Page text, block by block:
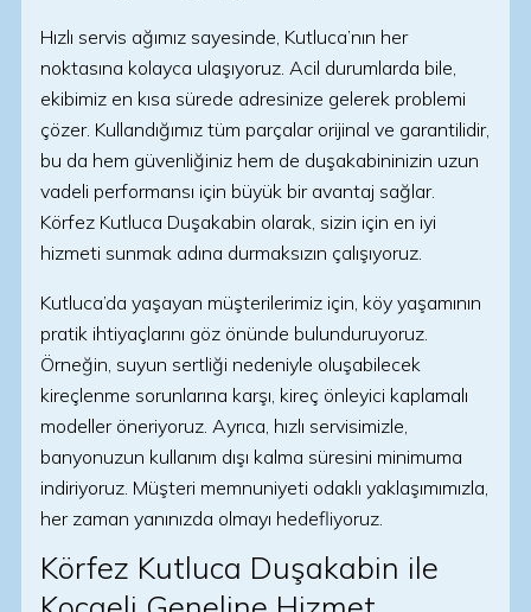
Hızlı servis ağımız sayesinde, Kutluca’nın her
noktasına kolayca ulaşıyoruz. Acil durumlarda bile,
ekibimiz en kısa sürede adresinize gelerek problemi
çözer. Kullandığımız tüm parçalar orijinal ve garantilidir,
bu da hem güvenliğiniz hem de duşakabininizin uzun
vadeli performansı için büyük bir avantaj sağlar.
Körfez Kutluca Duşakabin olarak, sizin için en iyi
hizmeti sunmak adına durmaksızın çalışıyoruz.
Kutluca’da yaşayan müşterilerimiz için, köy yaşamının
pratik ihtiyaçlarını göz önünde bulunduruyoruz.
Örneğin, suyun sertliği nedeniyle oluşabilecek
kireçlenme sorunlarına karşı, kireç önleyici kaplamalı
modeller öneriyoruz. Ayrıca, hızlı servisimizle,
banyonuzun kullanım dışı kalma süresini minimuma
indiriyoruz. Müşteri memnuniyeti odaklı yaklaşımımızla,
her zaman yanınızda olmayı hedefliyoruz.
Körfez Kutluca Duşakabin ile